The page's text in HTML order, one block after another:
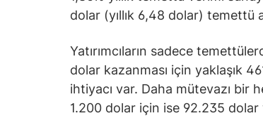
dolar (yıllık 6,48 dolar) temettü
Yatırımcıların sadece
dolar kazanması için yaklaşık
ihtiyacı var. Daha mütevazı bir
1.200 dolar için ise 92.235